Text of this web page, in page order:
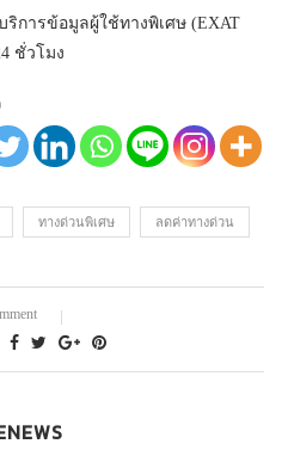
การข้อมูลผู้ใช้ทางพิเศษ (EXAT
ชั่วโมง
ทางด่วนพิเศษ ลดค่าทางด่วน